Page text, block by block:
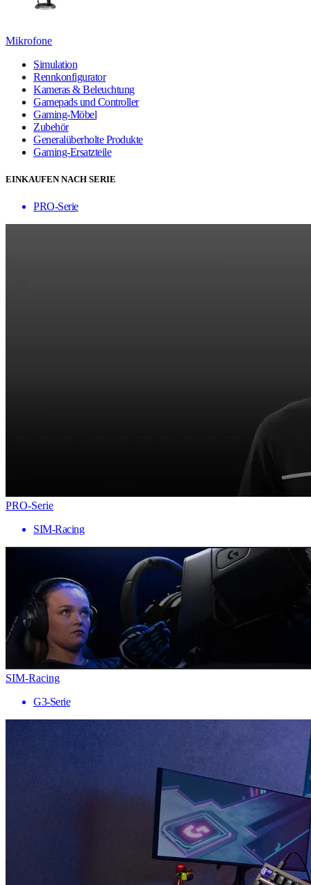
Mikrofone
Simulation
Rennkonfigurator
Kameras & Beleuchtung
Gamepads und Controller
Gaming-Möbel
Zubehör
Generalüberholte Produkte
Gaming-Ersatzteile
EINKAUFEN NACH SERIE
PRO-Serie
PRO-Serie
SIM-Racing
SIM-Racing
G3-Serie